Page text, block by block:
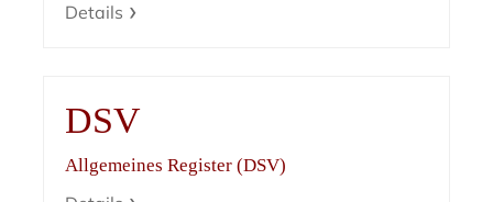
Details
DSV
Allgemeines Register (DSV)